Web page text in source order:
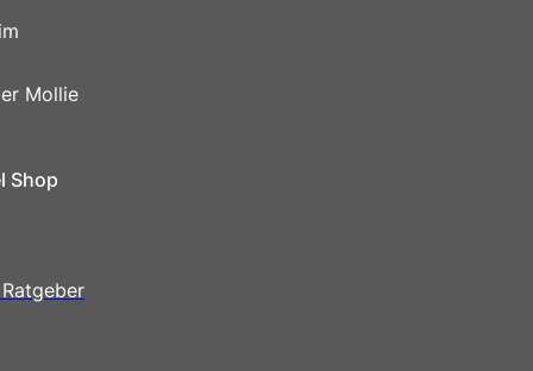
Mollie
Shop